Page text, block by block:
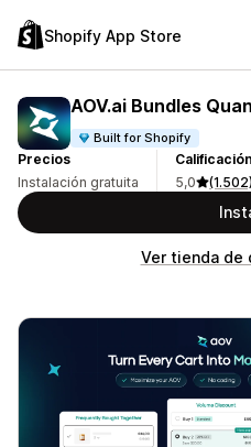
Shopify App Store
AOV.ai Bundles
Built for Shopify
Precios
Instalación gratuita
Calificación
5,0
(1.502)
Ver tienda de